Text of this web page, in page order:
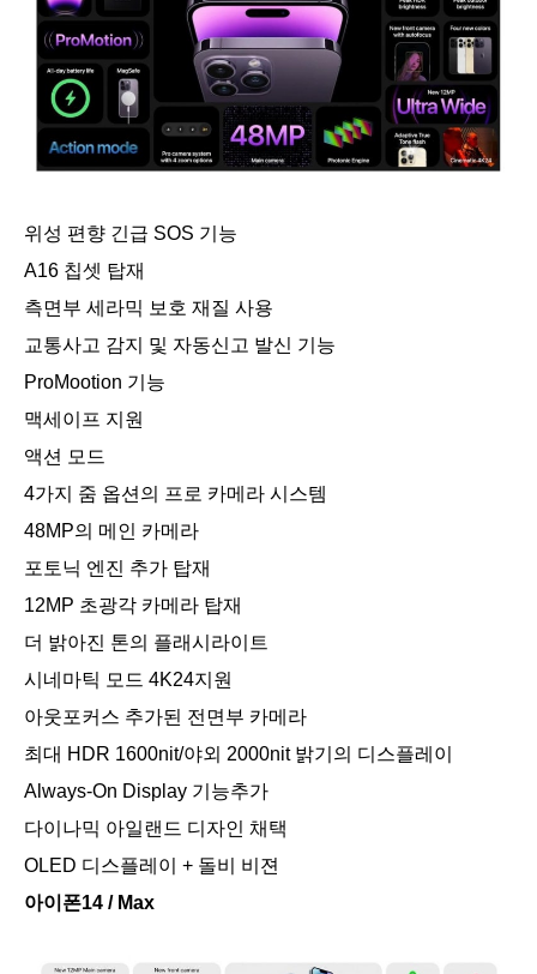
위성 편향 긴급 SOS 기능
A16 칩셋 탑재
측면부 세라믹 보호 재질 사용
교통사고 감지 및 자동신고 발신 기능
ProMootion 기능
맥세이프 지원
액션 모드
4가지 줌 옵션의 프로 카메라 시스템
48MP의 메인 카메라
포토닉 엔진 추가 탑재
12MP 초광각 카메라 탑재
더 밝아진 톤의 플래시라이트
시네마틱 모드 4K24지원
아웃포커스 추가된 전면부 카메라
최대 HDR 1600nit/야외 2000nit 밝기의 디스플레이
Always-On Display 기능추가
다이나믹 아일랜드 디자인 채택
OLED 디스플레이 + 돌비 비젼
아이폰14 / Max